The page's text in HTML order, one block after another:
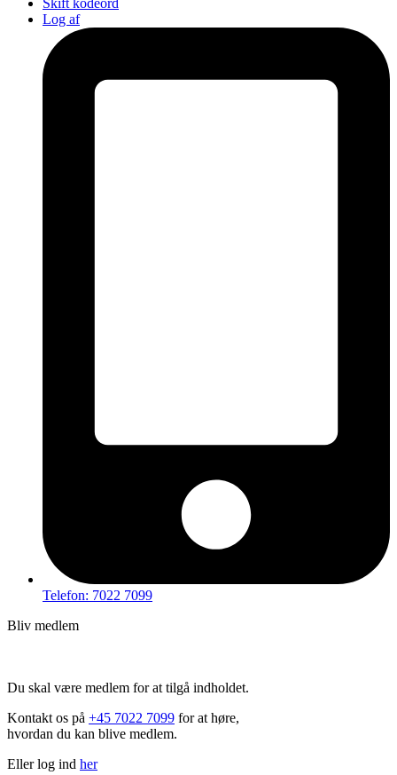
Log af
Telefon: 7022 7099
Bliv medlem
Du skal være medlem for at tilgå indholdet.
Kontakt os på +45 7022 7099 for at høre,
hvordan du kan blive medlem.
Eller log ind her